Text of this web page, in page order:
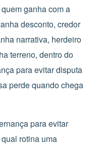
ganha com a
desconto, credor
narrativa, herdeiro
terreno, dentro do
para evitar disputa
perde quando chega
para evitar
rotina uma